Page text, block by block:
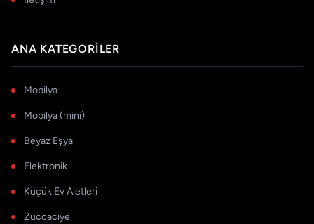
ANA KATEGORILER
Mobilya
Mobilya (mini)
Beyaz Eşya
Elektronik
Küçük Ev Aletleri
Züccaciye